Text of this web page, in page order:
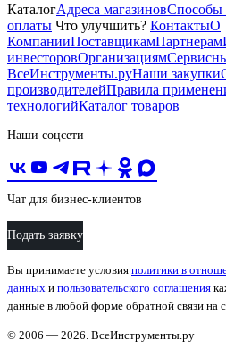
КаталогАдреса магазиновСпособы
оплаты Что улучшить? КонтактыО
КомпанииПоставщикамПартнерам
инвесторовОрганизациям
ВсеИнструменты.руНаши закупки
производителейПравила
технологийКаталог товаров
Наши соцсети
Чат для бизнес-клиентов
Подать заявку
Вы принимаете условия политики в
данных и пользовательского соглашения
данные в любой форме обратной связи на
© 2006 — 2026. ВсеИнструменты.ру